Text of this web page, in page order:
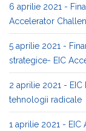
6 aprilie 2021 -
Accelerator
5 aprilie 2021 -
strategice- EIC
2 aprilie 2021 -
tehnologii radicale
1 aprilie 2021 -